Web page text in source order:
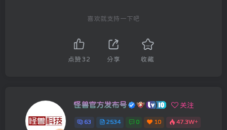
喜欢就支持一下吧
点赞 32 分享 收藏
怪兽官方发布号 关注
63 2534 0 10 47.3W+